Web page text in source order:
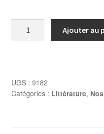
quantité
tragédie,
par
Ajouter au
UGS : 9182
Catégories : Littérature,